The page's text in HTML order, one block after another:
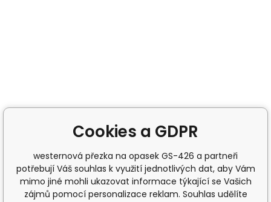
Cookies a GDPR
westernová přezka na opasek GS-426 a partneři
potřebují Váš souhlas k využití jednotlivých dat, aby Vám
mimo jiné mohli ukazovat informace týkající se Vašich
zájmů pomocí personalizace reklam. Souhlas udělíte